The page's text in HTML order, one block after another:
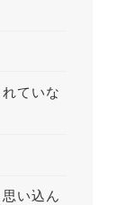
ていな
思い込ん